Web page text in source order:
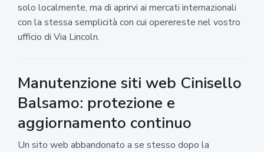
solo localmente, ma di aprirvi ai mercati internazionali
con la stessa semplicità con cui operereste nel vostro
ufficio di Via Lincoln.
Manutenzione siti web Cinisello
Balsamo: protezione e
aggiornamento continuo
Un sito web abbandonato a se stesso dopo la